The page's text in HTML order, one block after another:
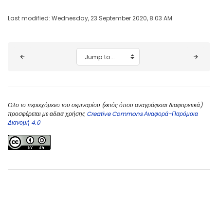
Last modified: Wednesday, 23 September 2020, 8:03 AM
Jump to...
Όλο το περιεχόμενο του σεμιναρίου (εκτός όπου αναγράφεται διαφορετικά)
προσφέρεται με αδεια χρήσης Creative Commons Αναφορά-Παρόμοια
Διανομή 4.0